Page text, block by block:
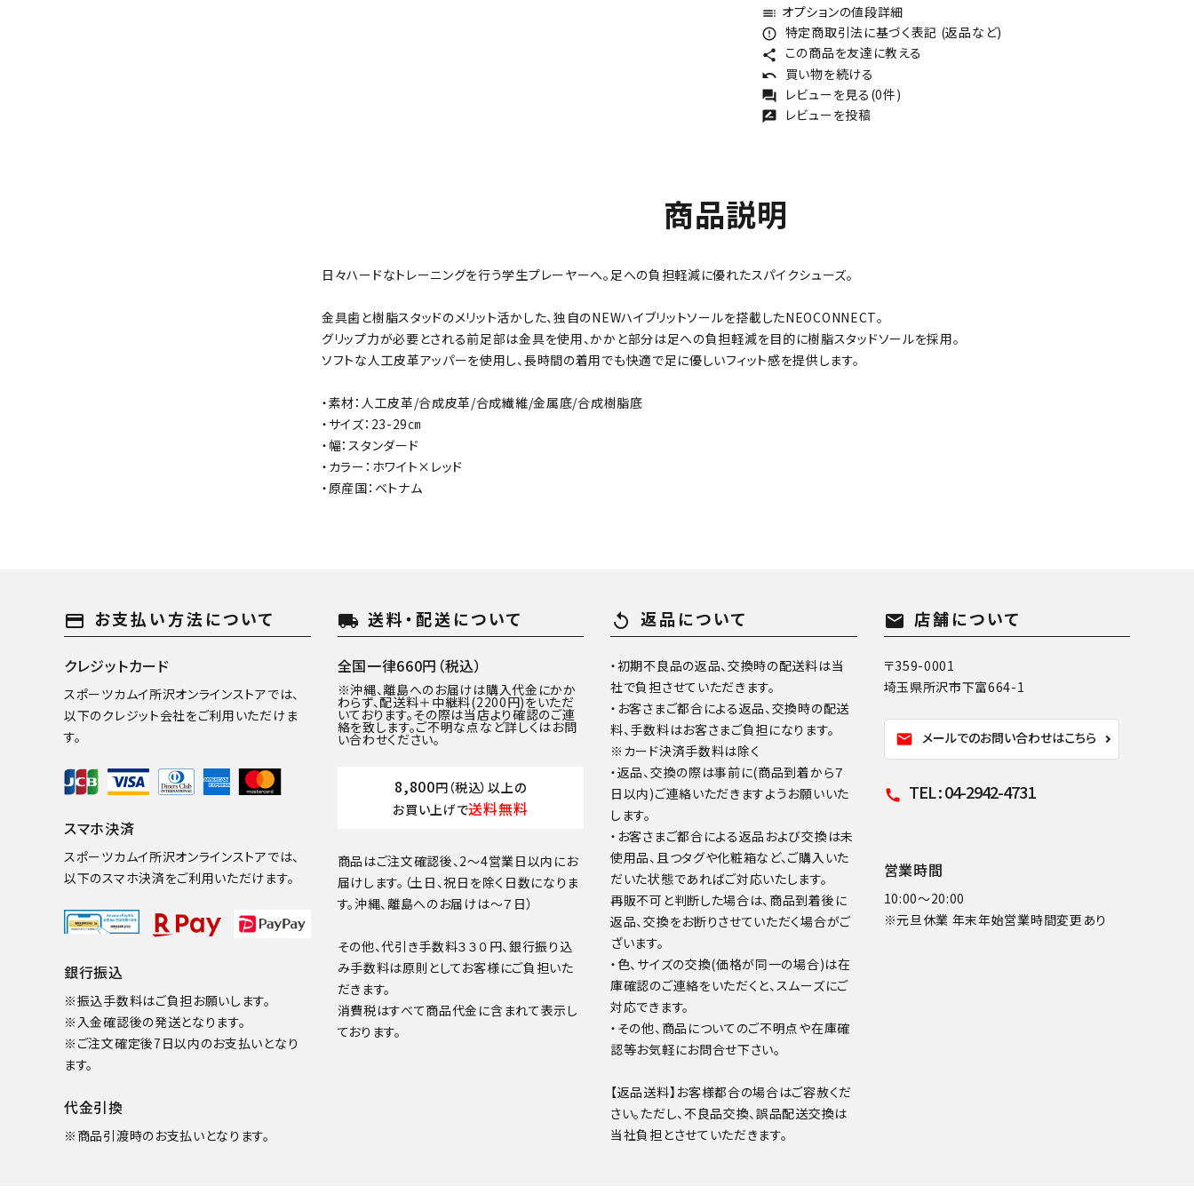
toc オプションの値段詳細
error_outline 特定商取引法に基づく表記 (返品など)
share この商品を友達に教える
undo 買い物を続ける
forum レビューを見る(0件)
rate_review レビューを投稿
商品説明
日々ハードなトレーニングを行う学生プレーヤーへ。足への負担軽減に優れたスパイクシューズ。
金具歯と樹脂スタッドのメリット活かした、独自のNEWハイブリットソールを搭載したNEOCONNECT。
グリップ力が必要とされる前足部は金具を使用、かかと部分は足への負担軽減を目的に樹脂スタッドソールを採用。
ソフトな人工皮革アッパーを使用し、長時間の着用でも快適で足に優しいフィット感を提供します。
・素材：人工皮革/合成皮革/合成繊維/金属底/合成樹脂底
・サイズ：23-29㎝
・幅：スタンダード
・カラー：ホワイト×レッド
・原産国：ベトナム
payment お支払い方法について
クレジットカード
スポーツカムイ所沢オンラインストアでは、
以下のクレジット会社をご利用いただけま
す。
スマホ決済
スポーツカムイ所沢オンラインストアでは、
以下のスマホ決済をご利用いただけます。
銀行振込
※振込手数料はご負担お願いします。
※入金確認後の発送となります。
※ご注文確定後7日以内のお支払いとなり
ます。
代金引換
※商品引渡時のお支払いとなります。
local_shipping 送料・配送について
全国一律660円（税込）
※沖縄、離島へのお届けは購入代金にかか
わらず、配送料＋中継料(2200円)をいただ
いております。その際は当店より確認のご連
絡を致します。ご不明な点など詳しくはお問
い合わせください。
8,800円（税込）以上の
お買い上げで送料無料
商品はご注文確認後、2～4営業日以内にお
届けします。（土日、祝日を除く日数になりま
す。沖縄、離島へのお届けは～７日）
その他、代引き手数料３３０円、銀行振り込
み手数料は原則としてお客様にご負担いた
だきます。
消費税はすべて商品代金に含まれて表示し
ております。
replay 返品について
・初期不良品の返品、交換時の配送料は当
社で負担させていただきます。
・お客さまご都合による返品、交換時の配送
料、手数料はお客さまご負担になります。
※カード決済手数料は除く
・返品、交換の際は事前に(商品到着から７
日以内)ご連絡いただきますようお願いいた
します。
・お客さまご都合による返品および交換は未
使用品、且つタグや化粧箱など、ご購入いた
だいた状態であればご対応いたします。
再販不可と判断した場合は、商品到着後に
返品、交換をお断りさせていただく場合がご
ざいます。
・色、サイズの交換(価格が同一の場合)は在
庫確認のご連絡をいただくと、スムーズにご
対応できます。
・その他、商品についてのご不明点や在庫確
認等お気軽にお問合せ下さい。
【返品送料】お客様都合の場合はご容赦くだ
さい。ただし、不良品交換、誤品配送交換は
当社負担とさせていただきます。
mail 店舗について
〒359-0001
埼玉県所沢市下富664-1
mail メールでのお問い合わせはこちら
call TEL : 04-2942-4731
営業時間
10:00～20:00
※元旦休業 年末年始営業時間変更あり